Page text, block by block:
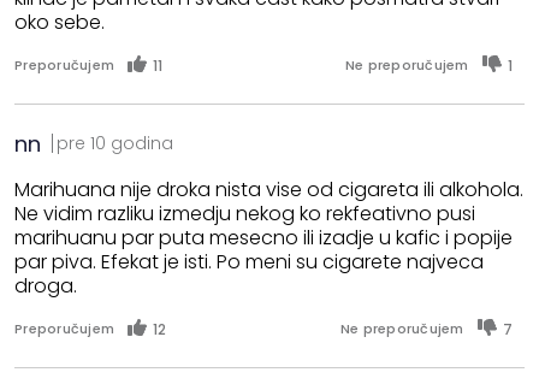
oko sebe.
Preporučujem 11 Ne preporučujem 1
nn pre 10 godina
Marihuana nije droka nista vise od cigareta ili alkohola.
Ne vidim razliku izmedju nekog ko rekfeativno pusi
marihuanu par puta mesecno ili izadje u kafic i popije
par piva. Efekat je isti. Po meni su cigarete najveca
droga.
Preporučujem 12 Ne preporučujem 7